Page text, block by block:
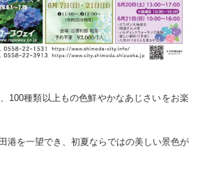
100種類以上もの色鮮やかなあじさいをお楽
港を一望でき、初夏ならではの美しい景色が